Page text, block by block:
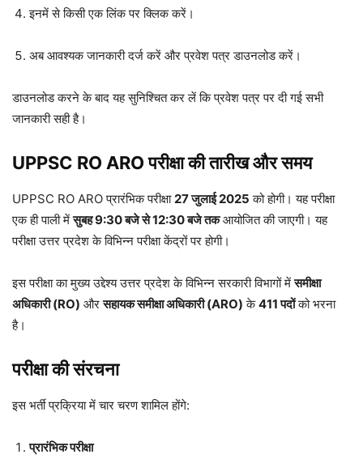
इनमें से किसी एक लिंक पर क्लिक करें।
अब आवश्यक जानकारी दर्ज करें और प्रवेश पत्र डाउनलोड करें।
डाउनलोड करने के बाद यह सुनिश्चित कर लें कि प्रवेश पत्र पर दी गई सभी
जानकारी सही है।
UPPSC RO ARO परीक्षा की तारीख और समय
UPPSC RO ARO प्रारंभिक परीक्षा27 जुलाई 2025 को होगी। यह परीक्षा
एक ही पाली मेंसुबह 9:30 बजे से 12:30 बजे तकआयोजित की जाएगी। यह
परीक्षा उत्तर प्रदेश के विभिन्न परीक्षा केंद्रों पर होगी।
इस परीक्षा का मुख्य उद्देश्य उत्तर प्रदेश के विभिन्न सरकारी विभागों मेंसमीक्षा
अधिकारी (RO) औरसहायक समीक्षा अधिकारी (ARO) के411 पदोंको भरना
है।
परीक्षा की संरचना
इस भर्ती प्रक्रिया में चार चरण शामिल होंगे:
प्रारंभिक परीक्षा